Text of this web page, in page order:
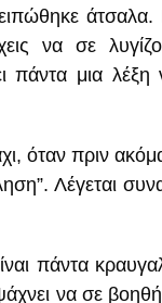
άτσαλα.
να σε
πάντα μια
πριν ακόμα
Λέγεται
πάντα
να σε